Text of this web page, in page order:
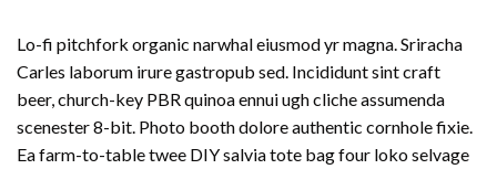
Lo-fi pitchfork organic narwhal eiusmod yr magna. Sriracha
Carles laborum irure gastropub sed. Incididunt sint craft
beer, church-key PBR quinoa ennui ugh cliche assumenda
scenester 8-bit. Photo booth dolore authentic cornhole fixie.
Ea farm-to-table twee DIY salvia tote bag four loko selvage